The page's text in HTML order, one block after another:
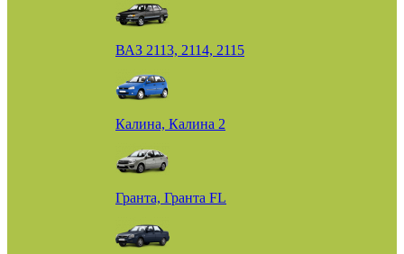
ВАЗ 2113, 2114, 2115
Калина, Калина 2
Гранта, Гранта FL